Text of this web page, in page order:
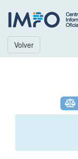
Volver